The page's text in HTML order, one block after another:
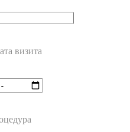
визита